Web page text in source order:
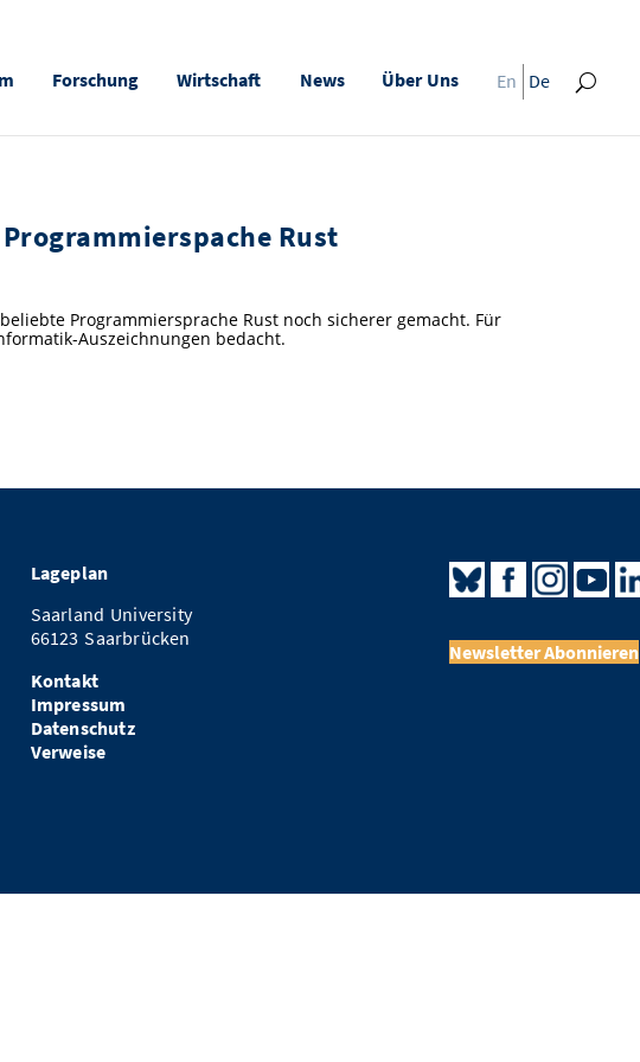
Forschung Wirtschaft News Über Uns En De
Rust
Programmiersprache Rust noch sicherer gemacht. Für
Auszeichnungen bedacht.
Lageplan
Saarland University
66123 Saarbrücken
Kontakt
Impressum
Datenschutz
Verweise
Newsletter Abonnieren